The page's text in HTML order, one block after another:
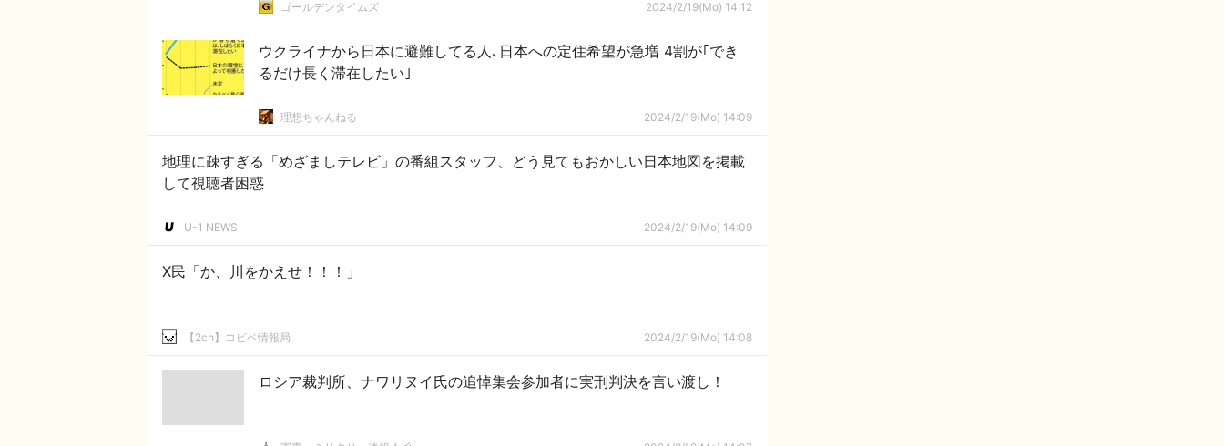
ゴールデンタイムズ 2024/2/19(Mo) 14:12
ウクライナから日本に避難してる人､日本への定住希望が急増 4割が｢でき
るだけ長く滞在したい｣
理想ちゃんねる 2024/2/19(Mo) 14:09
地理に疎すぎる「めざましテレビ」の番組スタッフ、どう見てもおかしい日本地図を掲載
して視聴者困惑
U-1 NEWS 2024/2/19(Mo) 14:09
X民「か、川をかえせ！！！」
【2ch】コピペ情報局 2024/2/19(Mo) 14:08
ロシア裁判所、ナワリヌイ氏の追悼集会参加者に実刑判決を言い渡し！